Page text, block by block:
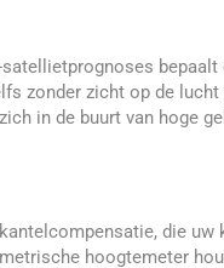
bepaalt
zonder zicht op de lucht
in de buurt van hoge
die uw
hoogtemeter